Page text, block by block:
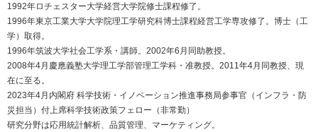
1992年ロチェスター大学経営大学院修士課程修了。
1996年東京工業大学大学院理工学研究科博士課程経営工学専攻修了。博士（工
学）取得。
1996年筑波大学社会工学系・講師。2002年6月同助教授。
2008年4月慶應義塾大学理工学部管理工学科・准教授。2011年4月同教授、現
在に至る。
2023年4月内閣府 科学技術・イノベーション推進事務局参事官（インフラ・防
災担当）付上席科学技術政策フェロー（非常勤）
研究分野は応用統計解析、品質管理、マーケティング。